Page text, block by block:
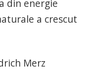
din energie
a crescut
Merz